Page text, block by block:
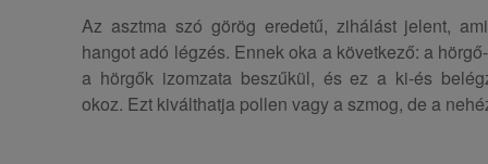
Az asztma szó görög eredetű, zihálást jelent,
hangot adó légzés. Ennek oka a következő: a
a hörgők izomzata beszűkül, és ez a ki-és
okoz. Ezt kiválthatja pollen vagy a szmog, de a